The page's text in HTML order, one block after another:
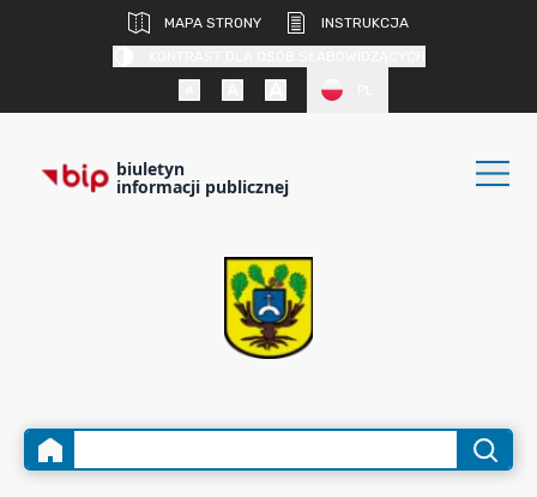
MAPA STRONY
INSTRUKCJA
biuletyn
informacji publicznej